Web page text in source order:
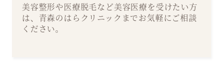
美容整形や医療脱毛など美容医療を受けたい方
は、青森のはらクリニックまでお気軽にご相談
ください。